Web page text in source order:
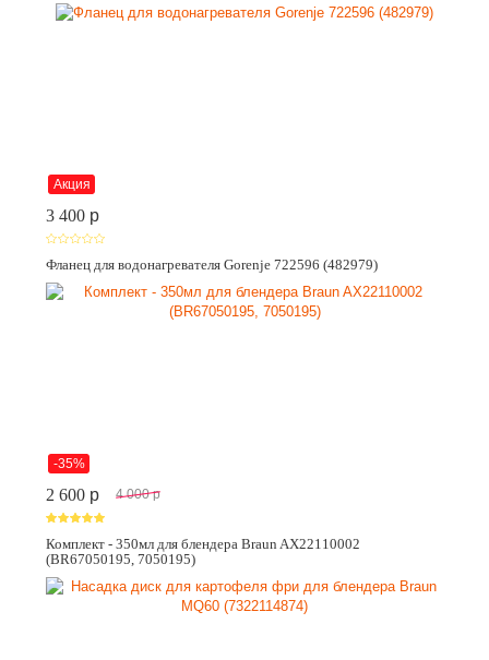
Акция
3 400 p
Фланец для водонагревателя Gorenje 722596 (482979)
-35%
2 600 p 4 000 p
Комплект - 350мл для блендера Braun AX22110002
(BR67050195, 7050195)